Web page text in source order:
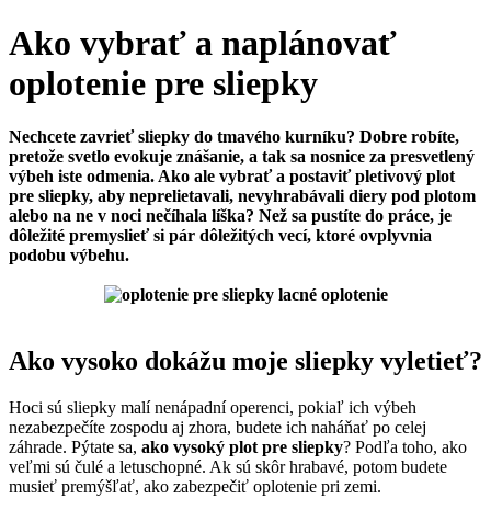
Ako vybrať a naplánovať
oplotenie pre sliepky
Nechcete zavrieť sliepky do tmavého kurníku? Dobre robíte,
pretože svetlo evokuje znášanie, a tak sa nosnice za presvetlený
výbeh iste odmenia. Ako ale vybrať a postaviť pletivový plot
pre sliepky, aby neprelietavali, nevyhrabávali diery pod plotom
alebo na ne v noci nečíhala líška? Než sa pustíte do práce, je
dôležité premyslieť si pár dôležitých vecí, ktoré ovplyvnia
podobu výbehu.
Ako vysoko dokážu moje sliepky vyletieť?
Hoci sú sliepky malí nenápadní operenci, pokiaľ ich výbeh
nezabezpečíte zospodu aj zhora, budete ich naháňať po celej
záhrade. Pýtate sa, ako vysoký plot pre sliepky? Podľa toho, ako
veľmi sú čulé a letuschopné. Ak sú skôr hrabavé, potom budete
musieť premýšľať, ako zabezpečiť oplotenie pri zemi.